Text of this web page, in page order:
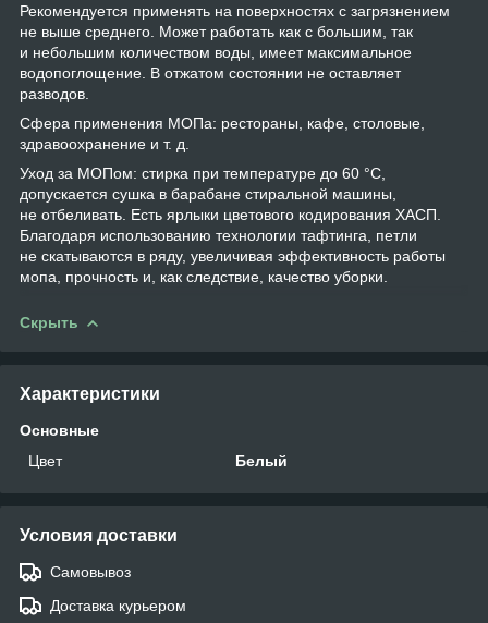
Рекомендуется применять на поверхностях с загрязнением
не выше среднего. Может работать как с большим, так
и небольшим количеством воды, имеет максимальное
водопоглощение. В отжатом состоянии не оставляет
разводов.
Сфера применения МОПа: рестораны, кафе, столовые,
здравоохранение и т. д.
Уход за МОПом: стирка при температуре до 60 °С,
допускается сушка в барабане стиральной машины,
не отбеливать. Есть ярлыки цветового кодирования ХАСП.
Благодаря использованию технологии тафтинга, петли
не скатываются в ряду, увеличивая эффективность работы
мопа, прочность и, как следствие, качество уборки.
Скрыть
Характеристики
Основные
Цвет
Белый
Условия доставки
Самовывоз
Доставка курьером